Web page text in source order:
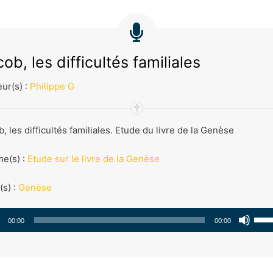
les difficultés familiales
: Philippe G
les difficultés familiales. Etude du livre de la Genèse
: Etude sur le livre de la Genèse
: Genèse
00:00 00:00